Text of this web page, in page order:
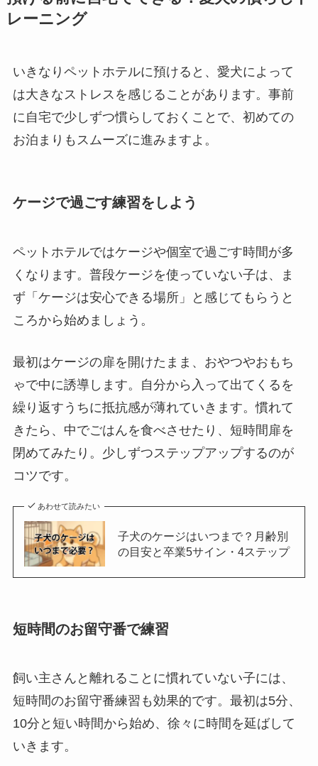
レーニング
いきなりペットホテルに預けると、愛犬によって
は大きなストレスを感じることがあります。事前
に自宅で少しずつ慣らしておくことで、初めての
お泊まりもスムーズに進みますよ。
ケージで過ごす練習をしよう
ペットホテルではケージや個室で過ごす時間が多
くなります。普段ケージを使っていない子は、ま
ず「ケージは安心できる場所」と感じてもらうと
ころから始めましょう。
最初はケージの扉を開けたまま、おやつやおもち
ゃで中に誘導します。自分から入って出てくるを
繰り返すうちに抵抗感が薄れていきます。慣れて
きたら、中でごはんを食べさせたり、短時間扉を
閉めてみたり。少しずつステップアップするのが
コツです。
あわせて読みたい
子犬のケージはいつまで？月齢別
の目安と卒業5サイン・4ステップ
短時間のお留守番で練習
飼い主さんと離れることに慣れていない子には、
短時間のお留守番練習も効果的です。最初は5分、
10分と短い時間から始め、徐々に時間を延ばして
いきます。